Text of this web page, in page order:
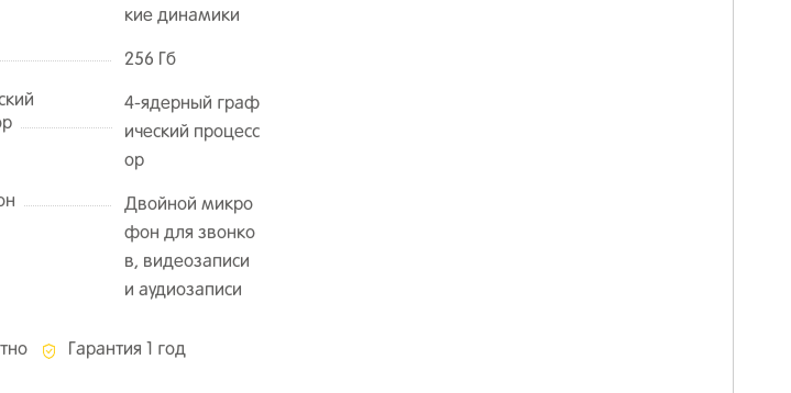
кие динамики
256 Гб
4-ядерный граф
ический процесс
ор
Двойной микро
фон для звонко
в, видеозаписи
и аудиозаписи
Гарантия 1 год